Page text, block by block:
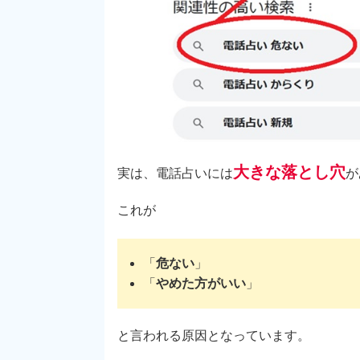
実は、電話占いには大きな落とし穴
これが
「 危ない」
「 やめた方がいい」
と言われる原因となっています。